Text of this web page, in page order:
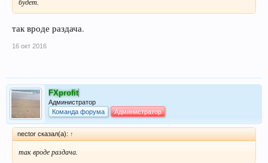
будет.
так вроде раздача.
16 окт 2016
FXprofit
Администратор
Команда форума
Администратор
nector сказал(а): ↑
так вроде раздача.